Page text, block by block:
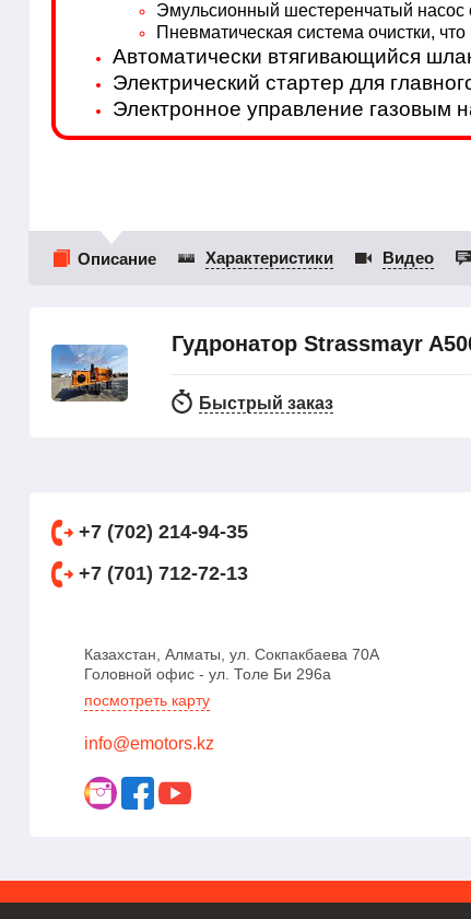
Эмульсионный шестеренчатый насос
Пневматическая система очистки,
Автоматически втягивающийся
Электрический стартер для
Электронное управление газовым
Описание Характеристики Видео
Гудронатор Strassmayr
Быстрый заказ
+7 (702) 214-94-35
+7 (701) 712-72-13
Казахстан, Алматы, ул. Сокпакбаева 70А
Головной офис - ул. Толе Би 296а
посмотреть карту
info@emotors.kz